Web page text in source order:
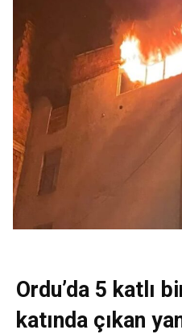
Ordu’da 5 katlı
katında çıkan